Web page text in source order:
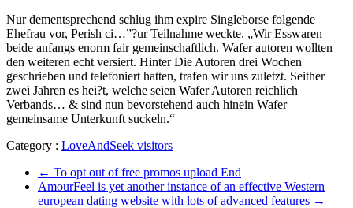
Nur dementsprechend schlug ihm expire Singleborse folgende
Ehefrau vor, Perish ci…”?ur Teilnahme weckte. „Wir Esswaren
beide anfangs enorm fair gemeinschaftlich. Wafer autoren wollten
den weiteren echt versiert. Hinter Die Autoren drei Wochen
geschrieben und telefoniert hatten, trafen wir uns zuletzt. Seither
zwei Jahren es hei?t, welche seien Wafer Autoren reichlich
Verbands… & sind nun bevorstehend auch hinein Wafer
gemeinsame Unterkunft suckeln.“
Category : LoveAndSeek visitors
← To opt out of free promos upload End
AmourFeel is yet another instance of an effective Western
european dating website with lots of advanced features →